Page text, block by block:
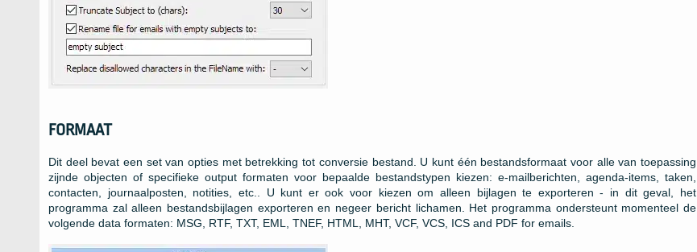
FORMAAT
Dit deel bevat een set van opties met betrekking tot conversie bestand. U kunt één bestandsformaat voor alle van toepassing
zijnde objecten of specifieke output formaten voor bepaalde bestandstypen kiezen: e-mailberichten, agenda-items, taken,
contacten, journaalposten, notities, etc.. U kunt er ook voor kiezen om alleen bijlagen te exporteren - in dit geval, het
programma zal alleen bestandsbijlagen exporteren en negeer bericht lichamen. Het programma ondersteunt momenteel de
volgende data formaten: MSG, RTF, TXT, EML, TNEF, HTML, MHT, VCF, VCS, ICS and PDF for emails